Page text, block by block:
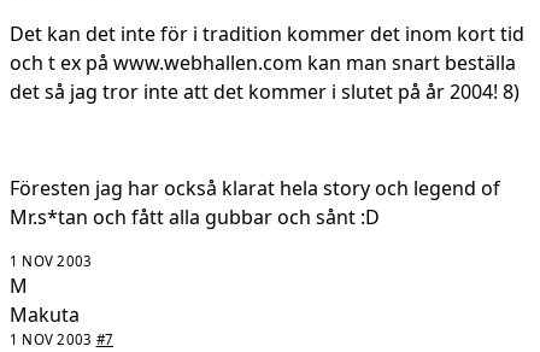
Det kan det inte för i tradition kommer det inom kort tid
och t ex på www.webhallen.com kan man snart beställa
det så jag tror inte att det kommer i slutet på år 2004! 8)
Föresten jag har också klarat hela story och legend of
Mr.s*tan och fått alla gubbar och sånt :D
1 NOV 2003
M
Makuta
1 NOV 2003 #7